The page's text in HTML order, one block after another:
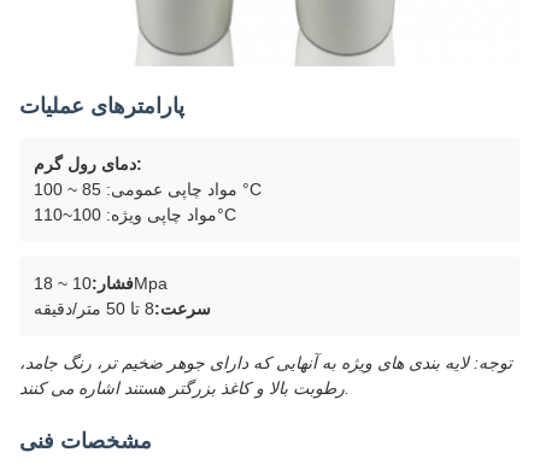
پارامترهای عملیات
دمای رول گرم:
مواد چاپی عمومی: 85 ~ 100 °C
مواد چاپی ویژه: 100~110°C
فشار:10 ~ 18Mpa
سرعت:8 تا 50 متر/دقیقه
توجه: لایه بندی های ویژه به آنهایی که دارای جوهر ضخیم تر، رنگ جامد،
مشخصات فنی